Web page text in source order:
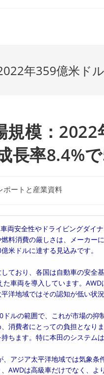
年359億米ド
規模：
長率8.4%
ポートと産業資料
両安全性やドライビングダイ
料消費の厳しさは、メーカー
米ドルに達する見込みです。
ており、各国は自動車の安全
車両を導入しています。
洋地域ではその認知が低い状況
ルの範囲で、これが市場の
消費者にとっての負担となり
ちます。特に本田のシステム
アジア太平洋地域では気象
AWDは高級車だけでなく、よ